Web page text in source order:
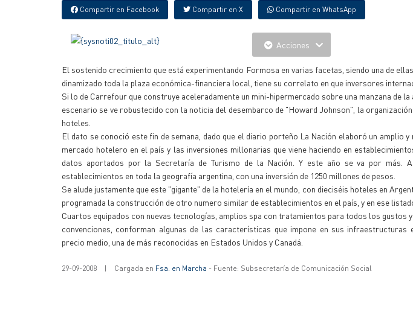
Compartir en Facebook Compartir en X Compartir en WhatsApp
Acciones
El sostenido crecimiento que está experimentando Formosa en varias facetas, siendo una de
dinamizado toda la plaza económica-financiera local, tiene su correlato en que inversores
Si lo de Carrefour que construye aceleradamente un mini-hipermercado sobre una manzana de
escenario se ve robustecido con la noticia del desembarco de "Howard Johnson", la
hoteles.
El dato se conoció este fin de semana, dado que el diario porteño La Nación elaboró un amplio
mercado hotelero en el país y las inversiones millonarias que viene haciendo en
datos aportados por la Secretaría de Turismo de la Nación. Y este año se va por más.
establecimientos en toda la geografía argentina, con una inversión de 1250 millones de pesos.
Se alude justamente que este "gigante" de la hotelería en el mundo, con dieciséis hoteles en
programada la construcción de otro numero similar de establecimientos en el país, y en ese
Cuartos equipados con nuevas tecnologías, amplios spa con tratamientos para todos los gustos
convenciones, conforman algunas de las características que impone en sus
precio medio, una de más reconocidas en Estados Unidos y Canadá.
29-09-2008 | Cargada en Fsa. en Marcha - Fuente: Subsecretaría de Comunicación Social